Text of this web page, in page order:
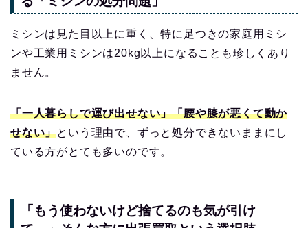
ミシンは見た目以上に重く、特に足つきの家庭用ミシ
ンや工業用ミシンは20kg以上になることも珍しくあり
ません。
「一人暮らしで運び出せない」「腰や膝が悪くて動か
せない」という理由で、ずっと処分できないままにし
ている方がとても多いのです。
「もう使わないけど捨てるのも気が引け